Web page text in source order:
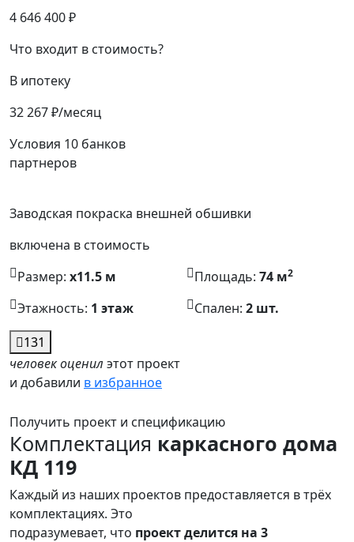
4 646 400 ₽
Что входит в стоимость?
В ипотеку
32 267 ₽/месяц
Условия 10 банков
партнеров
Заводская покраска внешней обшивки
включена в стоимость
Размер: x11.5 м Площадь: 74 м2
Этажность: 1 этаж Спален: 2 шт.
131
человек оценил этот проект
и добавили в избранное
Получить проект и спецификацию
Комплектация каркасного дома
КД 119
Каждый из наших проектов предоставляется в трёх
комплектациях. Это
подразумевает, что проект делится на 3